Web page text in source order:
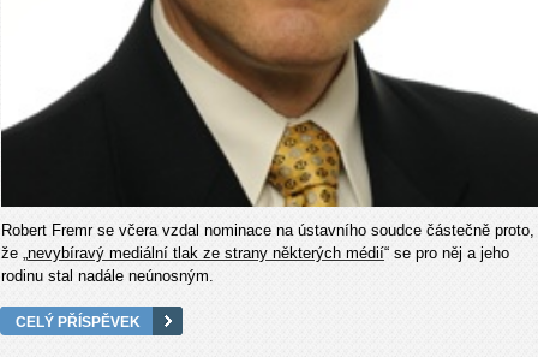
Robert Fremr se včera vzdal nominace na ústavního soudce částečně proto,
že „nevybíravý mediální tlak ze strany některých médií“ se pro něj a jeho
rodinu stal nadále neúnosným.
CELÝ PŘÍSPĚVEK